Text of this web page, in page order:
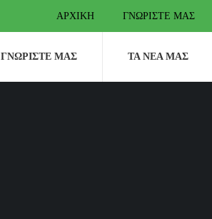
ΑΡΧΙΚΉ ΓΝΩΡΊΣΤΕ ΜΑΣ
ΓΝΩΡΊΣΤΕ ΜΑΣ ΤΑ ΝΈΑ ΜΑΣ